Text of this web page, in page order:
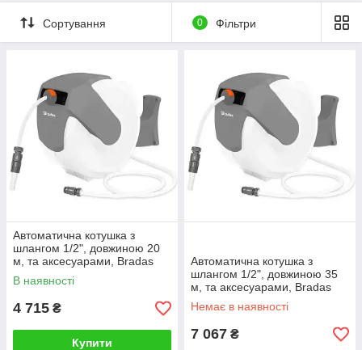
Сортування 0 Фільтри
Автоматична котушка з
шлангом 1/2", довжиною 20
м, та аксесуарами, Bradas
(Польща)
В наявності
4 715 ₴
Купити
Автоматична котушка з
шлангом 1/2", довжиною 35
м, та аксесуарами, Bradas
(Польща)
Немає в наявності
7 067 ₴